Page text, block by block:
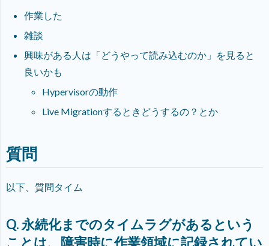
作業した
雑談
興味がある人は「どうやって読み込むのか」を見ると
良いかも
Hypervisorの動作
Live Migrationするときどうするの？とか
質問
以下、質問タイム
Q. 永続化までのタイムラグがあるという
ことは、障害時に作業領域に記録されてい